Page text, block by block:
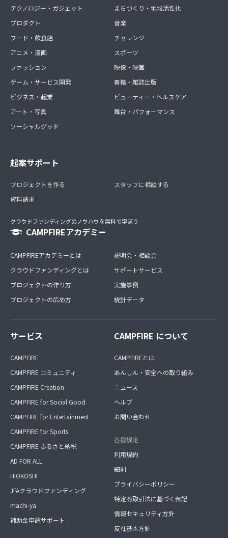
テクノロジー・ガジェット
プロダクト
フード・飲食店
アニメ・漫画
ファッション
ゲーム・サービス開発
ビジネス・起業
アート・写真
ソーシャルグッド
まちづくり・地域活性化
音楽
チャレンジ
スポーツ
映像・映画
書籍・雑誌出版
ビューティー・ヘルスケア
舞台・パフォーマンス
起案サポート
プロジェクトを作る
資料請求
スタッフに相談する
クラウドファンディングのノウハウを無料で学ぼう
CAMPFIREアカデミー
CAMPFIREアカデミーとは
クラウドファンディングとは
プロジェクトの作り方
プロジェクトの広め方
説明会・相談会
サポートサービス
実施事例
統計データ
サービス
CAMPFIRE
CAMPFIRE コミュニティ
CAMPFIRE Creation
CAMPFIRE for Social Good
CAMPFIRE for Entertainment
CAMPFIRE for Sports
CAMPFIRE ふるさと納税
AD FOR ALL
HIOKOSHI
JFAクラウドファンディング
machi-ya
補助金申請サポート
CAMPFIRE について
CAMPFIREとは
あんしん・安全への取り組み
ニュース
ヘルプ
お問い合わせ
各種規定
利用規約
細則
プライバシーポリシー
特定商取引法に基づく表記
情報セキュリティ方針
反社基本方針